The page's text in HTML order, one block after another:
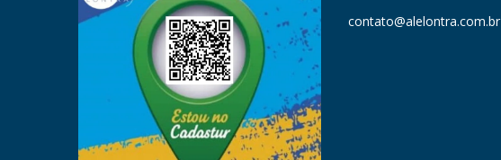
contato@alelontra.com.br